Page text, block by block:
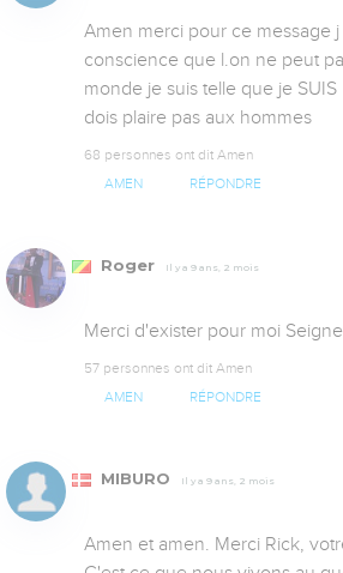
Amen merci pour ce message
conscience que l.on ne peut
monde je suis telle que je
dois plaire pas aux hommes
68 personnes ont dit Amen
AMEN RÉPONDRE
Roger Il y a 9 ans, 2 mois
Merci d'exister pour moi
57 personnes ont dit Amen
AMEN RÉPONDRE
MIBURO Il y a 9 ans, 2 mois
Amen et amen. Merci Rick,